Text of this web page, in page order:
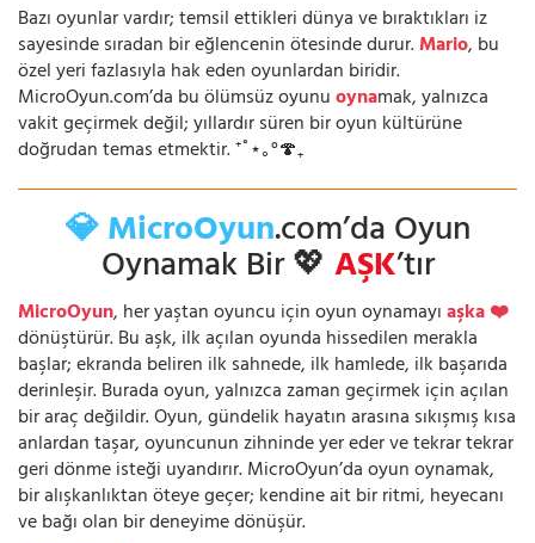
Bazı oyunlar vardır; temsil ettikleri dünya ve bıraktıkları iz
sayesinde sıradan bir eğlencenin ötesinde durur.Mario, bu
özel yeri fazlasıyla hak eden oyunlardan biridir.
MicroOyun.com’da bu ölümsüz oyunuoynamak, yalnızca
vakit geçirmek değil; yıllardır süren bir oyun kültürüne
doğrudan temas etmektir. ⁺˚⋆｡°🍄₊
💎 MicroOyun.com’da Oyun
Oynamak Bir 💖AŞK’tır
MicroOyun, her yaştan oyuncu için oyun oynamayıaşka ❤️
dönüştürür. Bu aşk, ilk açılan oyunda hissedilen merakla
başlar; ekranda beliren ilk sahnede, ilk hamlede, ilk başarıda
derinleşir. Burada oyun, yalnızca zaman geçirmek için açılan
bir araç değildir. Oyun, gündelik hayatın arasına sıkışmış kısa
anlardan taşar, oyuncunun zihninde yer eder ve tekrar tekrar
geri dönme isteği uyandırır. MicroOyun’da oyun oynamak,
bir alışkanlıktan öteye geçer; kendine ait bir ritmi, heyecanı
ve bağı olan bir deneyime dönüşür.